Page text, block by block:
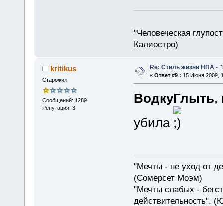
"Человеческая
Калиостро)
kritikus
Старожил
Сообщений: 1289
Репутация: 3
Re: Стиль жизни НПА -
« Ответ #9 : 15 Июня 2009,
ВодкуГлыть,
убила
"Мечты - не уход от
(Сомерсет Моэм)
"Мечты слабых -
действительность".